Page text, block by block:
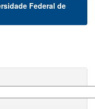
Federal de